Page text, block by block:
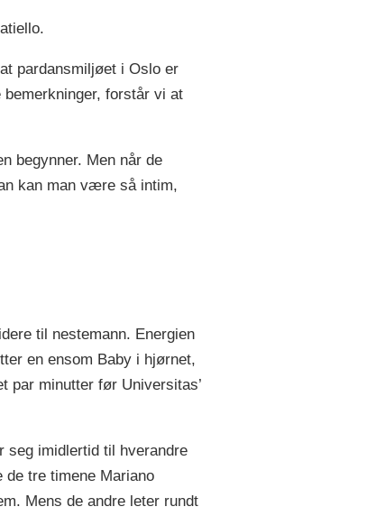
pardansmiljøet i Oslo er
forstår vi at
begynner. Men når de
kan man være så intim,
til nestemann. Energien
en ensom Baby i hjørnet,
par minutter før Universitas’
seg imidlertid til hverandre
de tre timene Mariano
Mens de andre leter rundt